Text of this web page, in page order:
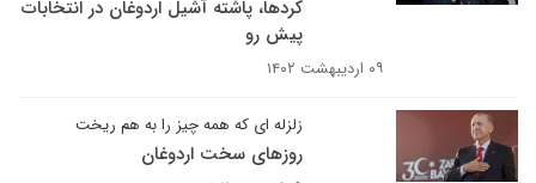
کردها، پاشته آشیل اردوغان در انتخابات
پیش رو
۰۹ اردیبهشت ۱۴۰۲
زلزله ای که همه چیز را به هم ریخت
روزهای سخت اردوغان